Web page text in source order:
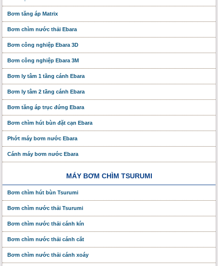
Bơm tăng áp Matrix
Bơm chìm nước thải Ebara
Bơm công nghiệp Ebara 3D
Bơm công nghiệp Ebara 3M
Bơm ly tâm 1 tầng cánh Ebara
Bơm ly tâm 2 tầng cánh Ebara
Bơm tăng áp trục đứng Ebara
Bơm chìm hút bùn đặt cạn Ebara
Phớt máy bơm nước Ebara
Cánh máy bơm nước Ebara
MÁY BƠM CHÌM TSURUMI
Bơm chìm hút bùn Tsurumi
Bơm chìm nước thải Tsurumi
Bơm chìm nước thải cánh kín
Bơm chìm nước thải cánh cắt
Bơm chìm nước thải cánh xoáy